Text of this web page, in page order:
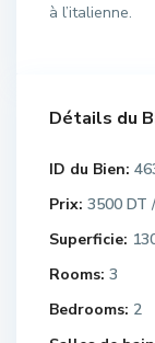
à l’italienne.
Détails du
ID du Bien:
Prix: 3500 DT
Superficie:
Rooms: 3
Bedrooms: 2